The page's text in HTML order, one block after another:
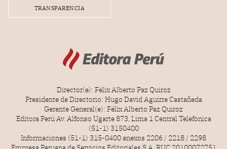
TRANSPARENCIA
Director(e): Félix Alberto Paz Quiroz
Presidente de Directorio: Hugo David Aguirre Castañeda
Gerente General(e): Félix Alberto Paz Quiroz
Editora Perú Av. Alfonso Ugarte 873, Lima 1 Central Telefónica
(51-1) 3150400
Informaciones (51-1) 315-0400 anexos 2206 / 2218 / 2298